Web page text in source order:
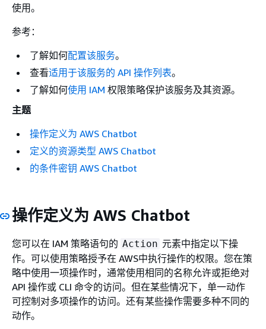
使用。
参考：
了解如何配置该服务。
查看适用于该服务的 API 操作列表。
了解如何使用 IAM 权限策略保护该服务及其资源。
主题
操作定义为 AWS Chatbot
定义的资源类型 AWS Chatbot
的条件密钥 AWS Chatbot
操作定义为 AWS Chatbot
您可以在 IAM 策略语句的 Action 元素中指定以下操
作。可以使用策略授予在 AWS中执行操作的权限。您在策
略中使用一项操作时，通常使用相同的名称允许或拒绝对
API 操作或 CLI 命令的访问。但在某些情况下，单一动作
可控制对多项操作的访问。还有某些操作需要多种不同的
动作。